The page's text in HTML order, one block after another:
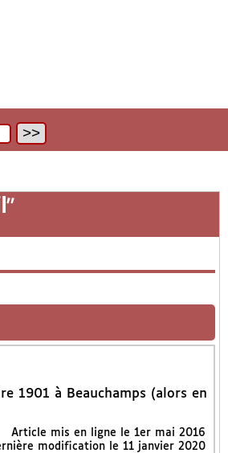
"
1901 à Beauchamps (alors en
Article mis en ligne le 1er mai 2016
modification le 11 janvier 2020